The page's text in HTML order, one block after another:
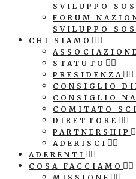
SVILUPPO
FORUM
SVILUPPO
CHI SIAMO
ASSOCIAZIONE
STATUTO
PRESIDENZA
CONSIGLIO
CONSIGLIO
COMITATO
DIRETTORE
PARTNERSHIP
ADERISCI
ADERENTI
COSA FACCIAMO